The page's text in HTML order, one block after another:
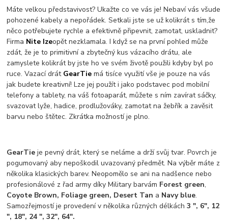
Máte velkou představivost? Ukažte co ve vás je! Nebaví vás všude
pohozené kabely a nepořádek. Setkali jste se už kolikrát s tím,že
něco potřebujete rychle a efektivně připevnit, zamotat, uskladnit?
Firma Nite Izeopět nezklamala. I když se na první pohled může
zdát, že je to primitivní a zbytečný kus vázacího drátu, ale
zamyslete kolikrát by jste ho ve svém životě použili kdyby byl po
ruce. Vazací drát GearTie má tisíce využití vše je pouze na vás
jak budete kreativní! Lze jej použít i jako podstavec pod mobilní
telefony a tablety, na váš fotoaparát, můžete s ním zavírat sáčky,
svazovat lyže, hadice, prodlužováky, zamotat na žebřík a zavěsit
barvu nebo štětec. Zkrátka možností je plno.
GearTie je pevný drát, který se neláme a drží svůj tvar. Povrch je
pogumovaný aby nepoškodil uvazovaný předmět. Na výběr máte z
několika klasických barev. Neopomělo se ani na nadšence nebo
profesionálové z řad army díky Military barvám Forest green,
Coyote Brown, Foliage green, Desert Tan a Navy blue.
Samozřejmostí je provedení v několika různých délkách3 ", 6", 12
", 18", 24 ",32", 64".